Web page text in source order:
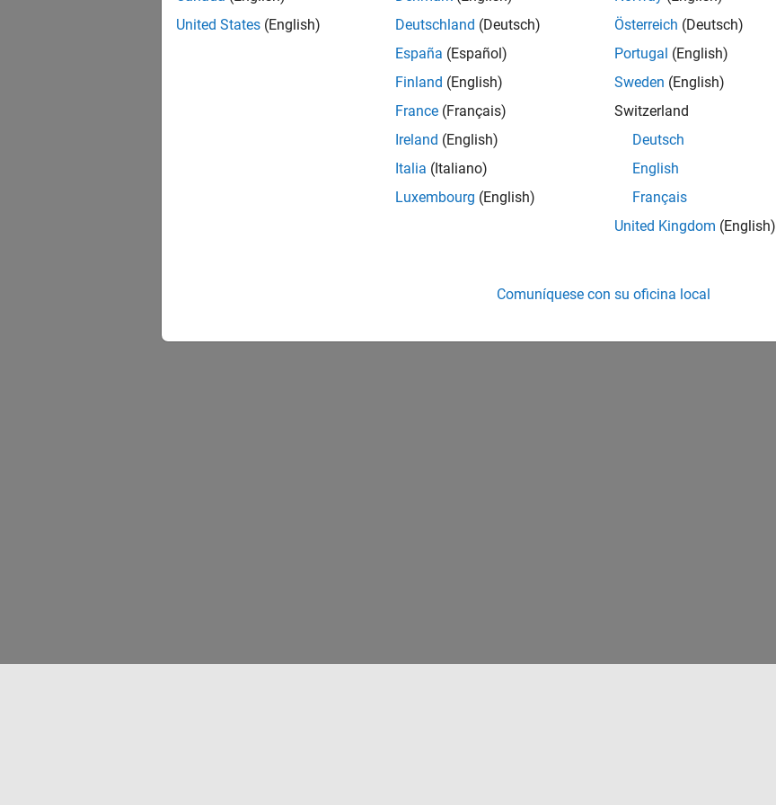
Set Static .NET Property Values
You can set a static property using the
NET.setStaticProperty
United States (English)
Deutschland (Deutsch)
España (Español)
Finland (English)
France (Français)
Ireland (English)
Italia (Italiano)
Luxembourg (English)
Österreich (Deutsch)
Portugal (English)
Sweden (English)
Switzerland
Deutsch
English
Français
United Kingdom (English)
Comuníquese con su oficina local